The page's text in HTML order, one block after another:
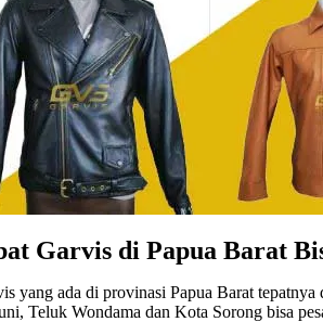
Garvis di Papua Barat
ada di provinasi Papua Barat
Teluk Wondama dan Kota Sorong bisa